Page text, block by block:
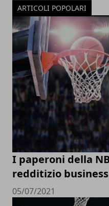
ARTICOLI POPOLARI
I paperoni della
redditizio
05/07/2021